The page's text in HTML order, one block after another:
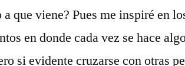
a que viene? Pues me inspiré en
en donde cada vez se hace
si evidente cruzarse con otras